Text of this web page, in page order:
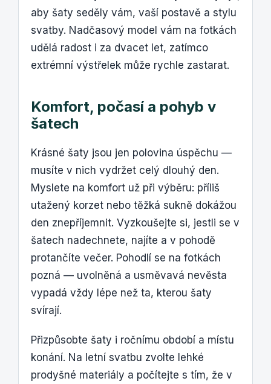
aby šaty seděly vám, vaší postavě a stylu
svatby. Nadčasový model vám na fotkách
udělá radost i za dvacet let, zatímco
extrémní výstřelek může rychle zastarat.
Komfort, počasí a pohyb v
šatech
Krásné šaty jsou jen polovina úspěchu —
musíte v nich vydržet celý dlouhý den.
Myslete na komfort už při výběru: příliš
utažený korzet nebo těžká sukně dokážou
den znepříjemnit. Vyzkoušejte si, jestli se v
šatech nadechnete, najíte a v pohodě
protančíte večer. Pohodlí se na fotkách
pozná — uvolněná a usměvavá nevěsta
vypadá vždy lépe než ta, kterou šaty
svírají.
Přizpůsobte šaty i ročnímu období a místu
konání. Na letní svatbu zvolte lehké
prodyšné materiály a počítejte s tím, že v